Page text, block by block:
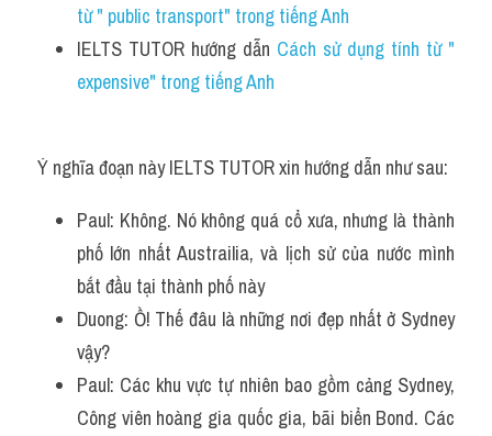
từ " public transport" trong tiếng Anh
IELTS TUTOR hướng dẫn Cách sử dụng tính từ "
expensive" trong tiếng Anh
Ý nghĩa đoạn này IELTS TUTOR xin hướng dẫn như sau:
Paul: Không. Nó không quá cổ xưa, nhưng là thành
phố lớn nhất Austrailia, và lịch sử của nước mình
bắt đầu tại thành phố này
Duong: Ồ! Thế đâu là những nơi đẹp nhất ở Sydney
vậy?
Paul: Các khu vực tự nhiên bao gồm cảng Sydney,
Công viên hoàng gia quốc gia, bãi biển Bond. Các